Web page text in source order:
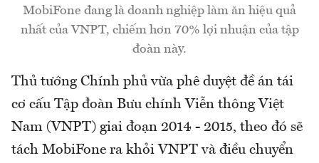
MobiFone đang là doanh nghiệp làm ăn hiệu quả
nhất của VNPT, chiếm hơn 70% lợi nhuận của tập
đoàn này.
Thủ tướng Chính phủ vừa phê duyệt đề án tái
cơ cấu Tập đoàn Bưu chính Viễn thông Việt
Nam (VNPT) giai đoạn 2014 - 2015, theo đó sẽ
tách MobiFone ra khỏi VNPT và điều chuyển